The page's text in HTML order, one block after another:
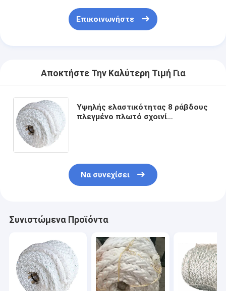
Επικοινωνήστε
Αποκτήστε Την Καλύτερη Τιμή Για
Υψηλής ελαστικότητας 8 ράβδους
πλεγμένο πλωτό σχοινί
Να συνεχίσει
Συνιστώμενα Προϊόντα